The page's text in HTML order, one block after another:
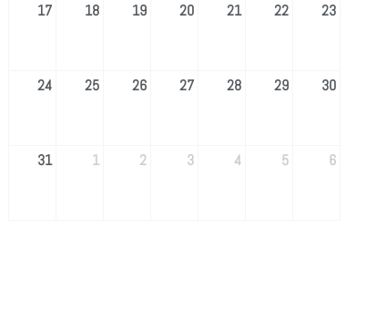
17 18 19 20 21 22 23
24 25 26 27 28 29 30
31 1 2 3 4 5 6